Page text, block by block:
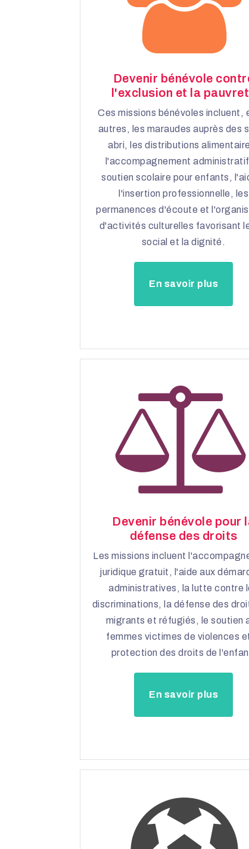
Devenir bénévole
l'exclusion et la
Ces missions bénévoles incluent,
autres, les maraudes auprès des
abri, les distributions
l'accompagnement
soutien scolaire pour enfants,
l'insertion professionnelle, les
permanences d'écoute et
d'activités culturelles favorisant
social et la dignité.
En savoir plus
Devenir bénévole pour
défense des droits
Les missions incluent
juridique gratuit, l'aide aux
administratives, la lutte contre
discriminations, la défense des
migrants et réfugiés, le soutien
femmes victimes de violences
protection des droits de
En savoir plus